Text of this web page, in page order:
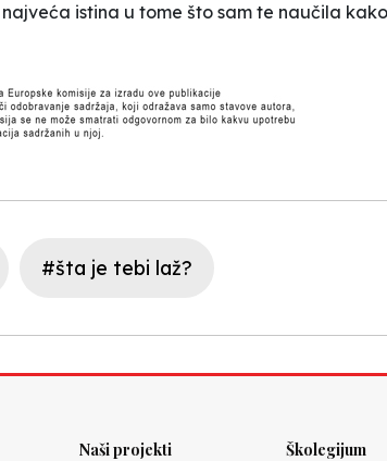
istina u tome što sam te naučila
#šta je tebi laž?
Naši projekti Školegijum